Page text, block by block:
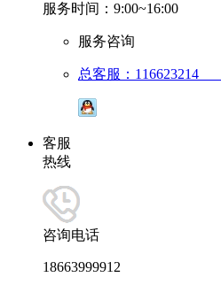
服务时间：9:00~16:00
服务咨询
总客服：116623214
客服
热线
咨询电话
18663999912